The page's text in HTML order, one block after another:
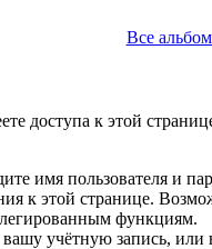
Все
доступа к этой
имя пользователя и
к этой странице.
функциям.
учётную запись,